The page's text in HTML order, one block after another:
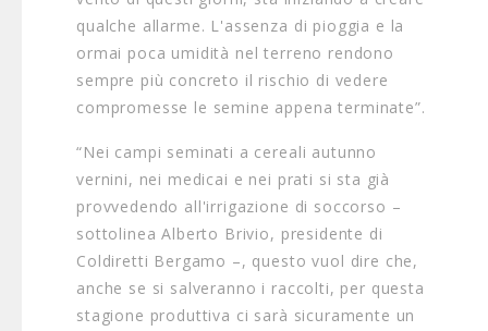
qualche allarme. L'assenza di pioggia e la
ormai poca umidità nel terreno rendono
sempre più concreto il rischio di vedere
compromesse le semine appena terminate”.
“Nei campi seminati a cereali autunno
vernini, nei medicai e nei prati si sta già
provvedendo all'irrigazione di soccorso –
sottolinea Alberto Brivio, presidente di
Coldiretti Bergamo –, questo vuol dire che,
anche se si salveranno i raccolti, per questa
stagione produttiva ci sarà sicuramente un